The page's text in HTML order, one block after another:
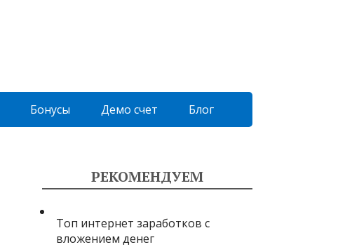
Бонусы Демо счет Блог
РЕКОМЕНДУЕМ
Топ интернет заработков с
вложением денег